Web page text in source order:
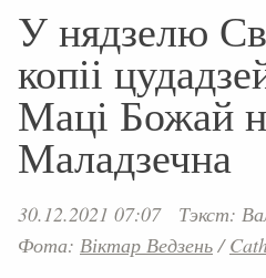
У нядзелю
копіі
Маці Божай
Маладзечна
30.12.2021 07:07 Тэкст:
Фота: Віктар Ведзень/